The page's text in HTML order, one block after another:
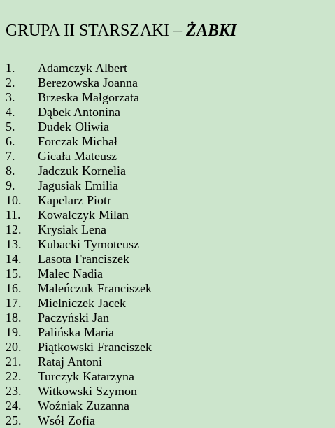
GRUPA II STARSZAKI –ŻABKI
1.
Adamczyk Albert
2.
Berezowska Joanna
3.
Brzeska Małgorzata
4.
Dąbek Antonina
5.
Dudek Oliwia
6.
Forczak Michał
7.
Gicała Mateusz
8.
Jadczuk Kornelia
9.
Jagusiak Emilia
10.
Kapelarz Piotr
11.
Kowalczyk Milan
12.
Krysiak Lena
13.
Kubacki Tymoteusz
14.
Lasota Franciszek
15.
Malec Nadia
16.
Maleńczuk Franciszek
17.
Mielniczek Jacek
18.
Paczyński Jan
19.
Palińska Maria
20.
Piątkowski Franciszek
21.
Rataj Antoni
22.
Turczyk Katarzyna
23.
Witkowski Szymon
24.
Woźniak Zuzanna
25.
Wsół Zofia